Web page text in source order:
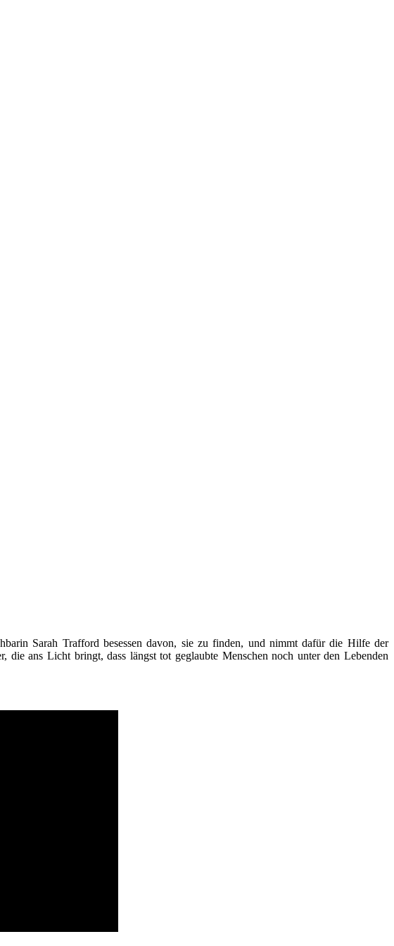
Sarah Trafford besessen davon, sie zu finden, und nimmt dafür die Hilfe der
ans Licht bringt, dass längst tot geglaubte Menschen noch unter den Lebenden